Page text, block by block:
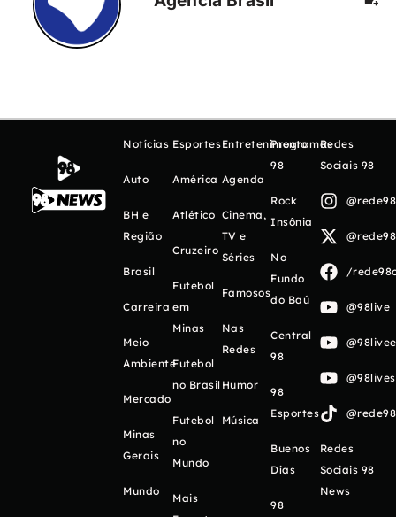
Notícias
Auto
BH e
Região
Brasil
Carreira
Meio
Ambiente
Mercado
Minas
Gerais
Mundo
Esportes
América
Atlético
Cruzeiro
Futebol
em
Minas
Futebol
no Brasil
Futebol
no
Mundo
Mais
Entretenimento
Agenda
Cinema,
TV e
Séries
Famosos
Nas
Redes
Humor
Música
Programas
98
Rock
Insônia
No
Fundo
do Baú
Central
98
98
Esportes
Buenos
Días
98
Redes
Sociais 98
/
@98live
Redes
Sociais 98
News